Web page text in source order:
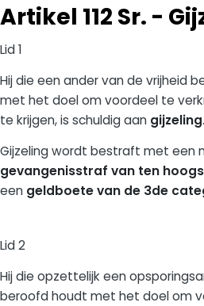
Artikel 112 Sr. -
Lid 1
Hij die een ander van de vrijheid
met het doel om voordeel te
te krijgen, is schuldig aan gijzeling.
Gijzeling wordt bestraft met een
gevangenisstraf van ten
een geldboete van de 3de
Lid 2
Hij die opzettelijk een
beroofd houdt met het doel om